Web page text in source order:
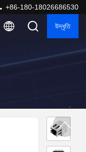
+86-180-18026686530
উদ্ধৃতি